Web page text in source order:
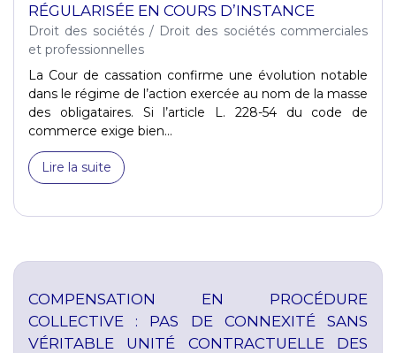
RÉGULARISÉE EN COURS D’INSTANCE
Droit des sociétés/ Droit des sociétés commerciales
et professionnelles
La Cour de cassation confirme une évolution notable
dans le régime de l’action exercée au nom de la masse
des obligataires. Si l’article L. 228-54 du code de
commerce exige bien...
Lire la suite
COMPENSATION EN PROCÉDURE
COLLECTIVE : PAS DE CONNEXITÉ SANS
VÉRITABLE UNITÉ CONTRACTUELLE DES